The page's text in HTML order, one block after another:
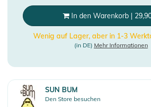
In den Warenkorb |
Wenig auf Lager, aber in 1-3
(in DE) Mehr Informationen
SUN BUM
Den Store besuchen